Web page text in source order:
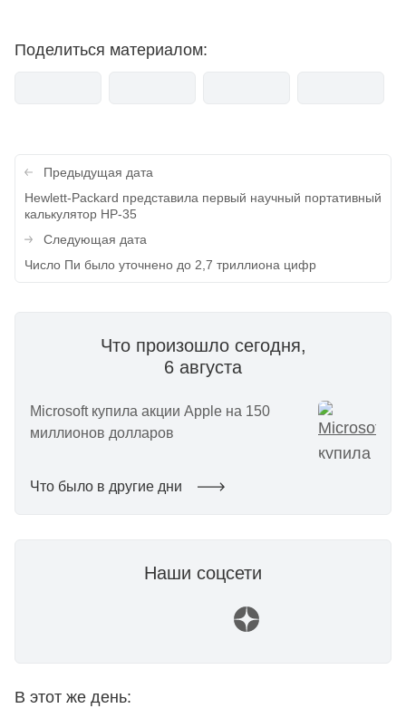
Поделиться материалом:
Навигация
по
записям
Предыдущая дата
Hewlett-Packard представила первый научный портативный
калькулятор HP-35
Следующая дата
Число Пи было уточнено до 2,7 триллиона цифр
Что произошло сегодня,
6 августа
Microsoft купила акции Apple на 150
миллионов долларов
Что было в другие дни
Наши соцсети
В этот же день: